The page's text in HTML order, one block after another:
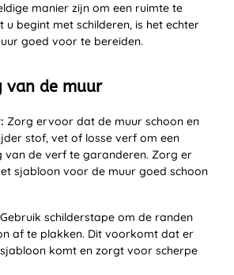
manier zijn om een ruimte te
begint met schilderen, is het echter
goed voor te bereiden.
van de muur
Zorg ervoor dat de muur schoon en
stof, vet of losse verf om een
van de verf te garanderen. Zorg er
sjabloon voor de muur goed schoon
Gebruik schilderstape om de randen
af te plakken. Dit voorkomt dat er
komt en zorgt voor scherpe